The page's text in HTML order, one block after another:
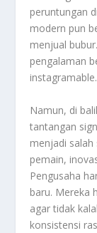
peruntungan
modern pun
menjual
pengalaman
instagramable
Namun, di
tantangan
menjadi salah
pemain,
Pengusaha
baru. Mereka
agar tidak
konsistensi